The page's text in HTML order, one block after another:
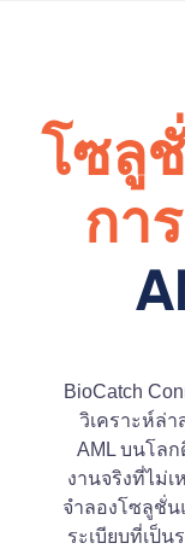
โซลู
กา
BioCatch
วิเคราะห์ล่
AML บนโล
งานจริงที่ไม่
จำลองโซลูชั่
ระเบียบที่เป็